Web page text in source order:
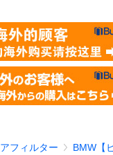
フィルター BMW【